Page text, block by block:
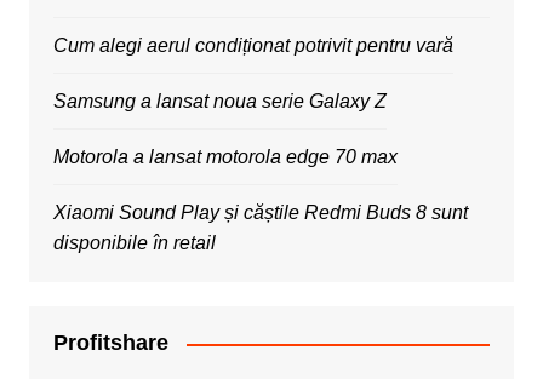
Cum alegi aerul condiționat potrivit pentru vară
Samsung a lansat noua serie Galaxy Z
Motorola a lansat motorola edge 70 max
Xiaomi Sound Play și căștile Redmi Buds 8 sunt
disponibile în retail
Profitshare